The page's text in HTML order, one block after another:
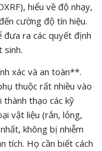
hiểu về độ nhạy,
cường độ tín hiệu.
đưa ra các quyết định
sinh.
xác và an toàn**.
thuộc rất nhiều vào
thành thạo các kỹ
vật liệu (rắn, lỏng,
không bị nhiễm
tích. Họ cần biết cách